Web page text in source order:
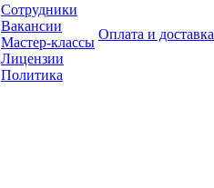
Сотрудники
Вакансии
Мастер-классы
Лицензии
Политика
Оплата и доставка